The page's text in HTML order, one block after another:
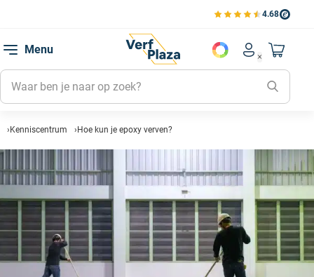
4.68
Bekijk de verfplaza
Menu
Account
Mijn
Mijn
Mijn
Naar
Kenniscentrum Hoe kun je epoxy verven?